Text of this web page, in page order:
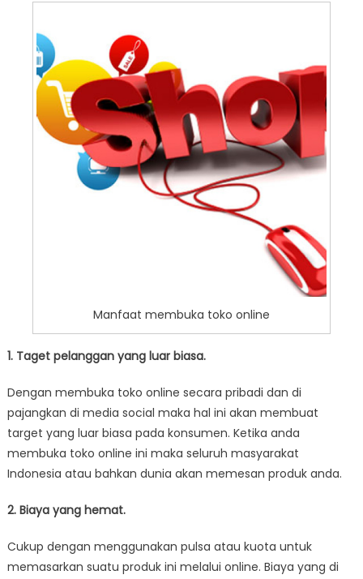
Manfaat membuka toko online
1. Taget pelanggan yang luar biasa.
Dengan membuka toko online secara pribadi dan di
pajangkan di media social maka hal ini akan membuat
target yang luar biasa pada konsumen. Ketika anda
membuka toko online ini maka seluruh masyarakat
Indonesia atau bahkan dunia akan memesan produk anda.
2. Biaya yang hemat.
Cukup dengan menggunakan pulsa atau kuota untuk
memasarkan suatu produk ini melalui online. Biaya yang di